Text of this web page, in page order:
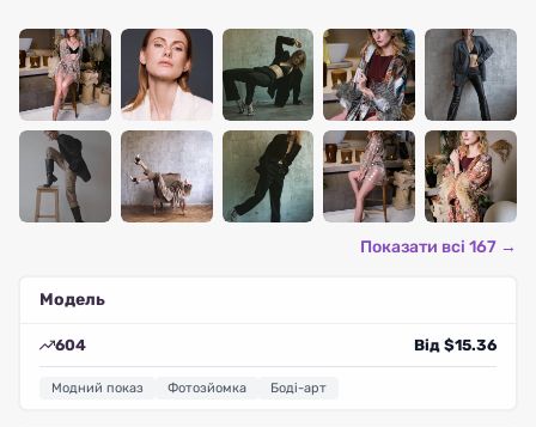
Показати всі 167 →
Модель
604 Від $15.36
Модний показ Фотозйомка Боді-арт